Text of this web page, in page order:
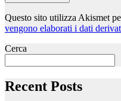
Questo sito utilizza Akismet
vengono elaborati i dati
Cerca
Recent Posts